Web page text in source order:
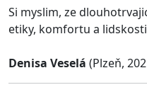
Si myslim, ze
etiky, komfortu a
Denisa Veselá (Plzeň,